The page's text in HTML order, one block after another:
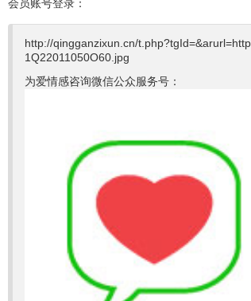
会员账号登录：
http://qingganzixun.cn/t.php?tgId=
1Q22011050O60.jpg
为爱情感咨询微信公众服务号：